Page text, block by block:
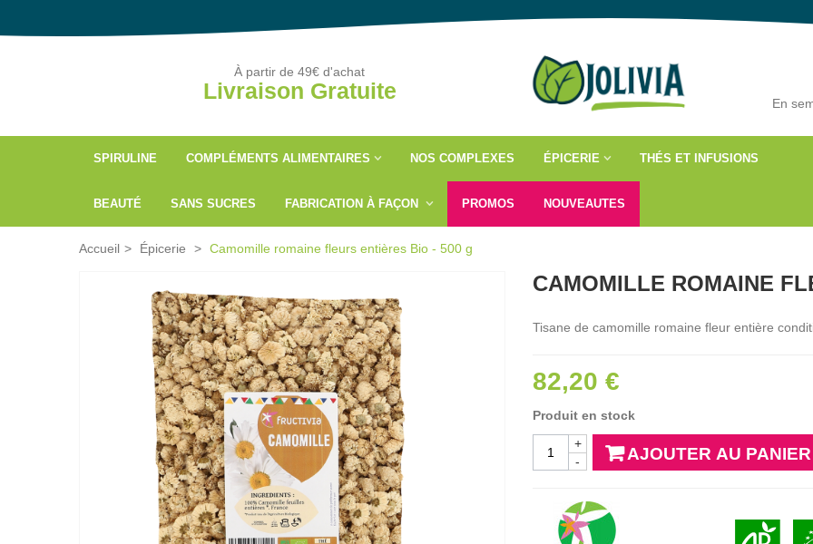
À partir de 49€ d'achat
Livraison Gratuite En
SPIRULINE COMPLÉMENTS ALIMENTAIRES NOS COMPLEXES ÉPICERIE THÉS ET INFUSIONS
BEAUTÉ SANS SUCRES FABRICATION À FAÇON PROMOS NOUVEAUTES
Accueil > Épicerie > Camomille romaine fleurs entières Bio - 500 g
CAMOMILLE ROMAINE
Tisane de camomille romaine fleur entière
82,20 €
Produit en stock
-
+
AJOUTER AU PANIER